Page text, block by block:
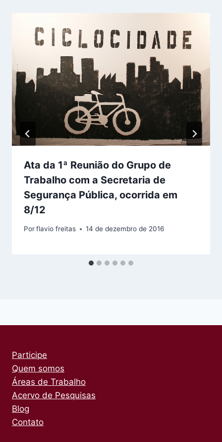
Ata da 1ª Reunião do Grupo de
Trabalho com a Secretaria de
Segurança Pública, ocorrida em
8/12
Porflavio freitas 14 de dezembro de 2016
Participe
Quem somos
Áreas de Trabalho
Acervo de Pesquisas
Blog
Contato